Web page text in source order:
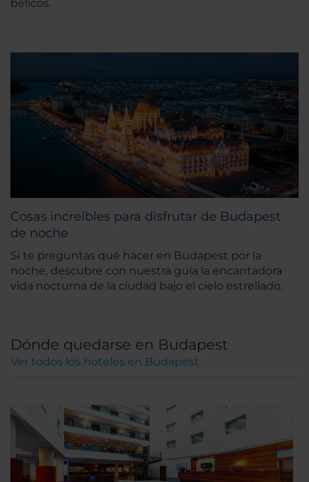
bélicos.
Cosas increíbles para disfrutar de Budapest
de noche
Si te preguntas qué hacer en Budapest por la
noche, descubre con nuestra guía la encantadora
vida nocturna de la ciudad bajo el cielo estrellado.
Dónde quedarse en Budapest
Ver todos los hoteles en Budapest